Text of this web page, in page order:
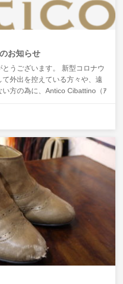
お知らせ
うございます。 新型コロナウ
外出を控えている方々や、遠
方の為に、Antico Cibattino（ｱ